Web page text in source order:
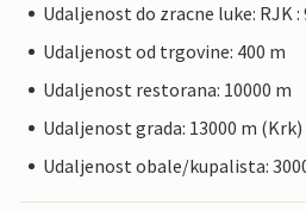
Udaljenost do zracne luke: RJK :
Udaljenost od trgovine: 400 m
Udaljenost restorana: 10000 m
Udaljenost grada: 13000 m (Krk)
Udaljenost obale/kupalista: